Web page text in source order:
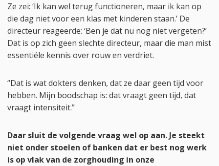
Ze zei: ‘Ik kan wel terug functioneren, maar ik kan op
die dag niet voor een klas met kinderen staan.’ De
directeur reageerde: ‘Ben je dat nu nog niet vergeten?’
Dat is op zich geen slechte directeur, maar die man mist
essentiële kennis over rouw en verdriet.
“Dat is wat dokters denken, dat ze daar geen tijd voor
hebben. Mijn boodschap is: dat vraagt geen tijd, dat
vraagt intensiteit.”
Daar sluit de volgende vraag wel op aan. Je steekt
niet onder stoelen of banken dat er best nog werk
is op vlak van de zorghouding in onze